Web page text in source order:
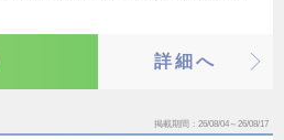
詳細へ
掲載期間 26/08/04～26/08/17